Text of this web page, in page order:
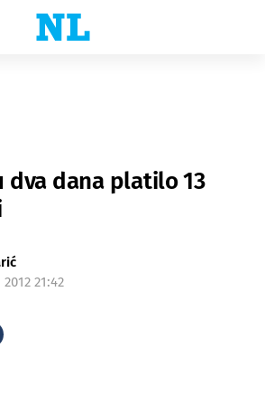
dva dana platilo 13
21:42